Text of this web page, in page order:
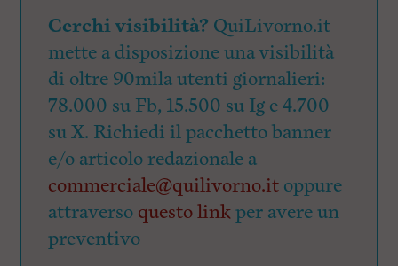
Cerchi visibilità? QuiLivorno.it
mette a disposizione una visibilità
di oltre 90mila utenti giornalieri:
78.000 su Fb, 15.500 su Ig e 4.700
su X. Richiedi il pacchetto banner
e/o articolo redazionale a
commerciale@quilivorno.it oppure
attraverso questo linkper avere un
preventivo